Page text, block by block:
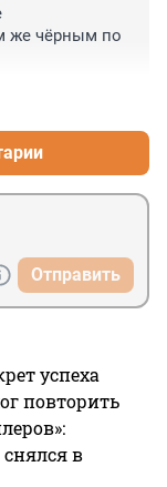
же чёрным по
Отправить
успеха
повторить
в